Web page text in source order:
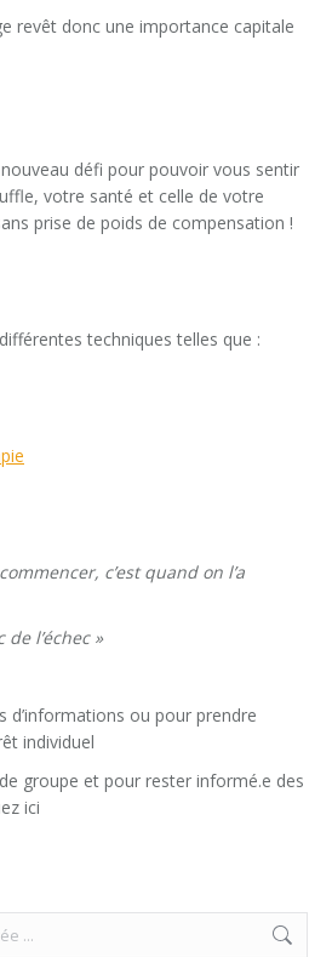
revêt donc une importance capitale
défi pour pouvoir vous sentir
votre santé et celle de votre
prise de poids de compensation !
techniques telles que :
c’est quand on l’a
de l’échec »
d’informations ou pour prendre
individuel
groupe et pour rester informé.e des
ici